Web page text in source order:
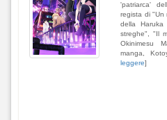
'patriarca'
regista di "Un
della Haruka
streghe", "Il
Okinimesu
manga,
leggere]